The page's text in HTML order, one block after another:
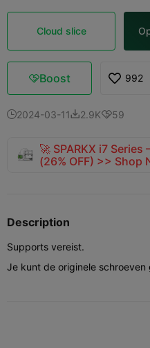
Cloud slice
Boost 992
2024-03-112.9K59
🚀 SPARKX i7
(26% OFF) >> Shop
Description
Supports vereist.
Je kunt de originele schroeven